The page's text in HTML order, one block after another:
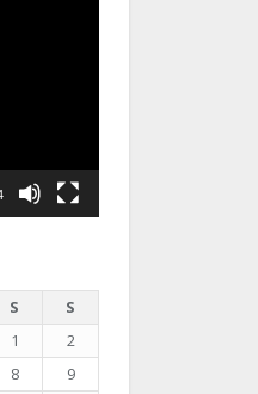
S
S
1
2
8
9